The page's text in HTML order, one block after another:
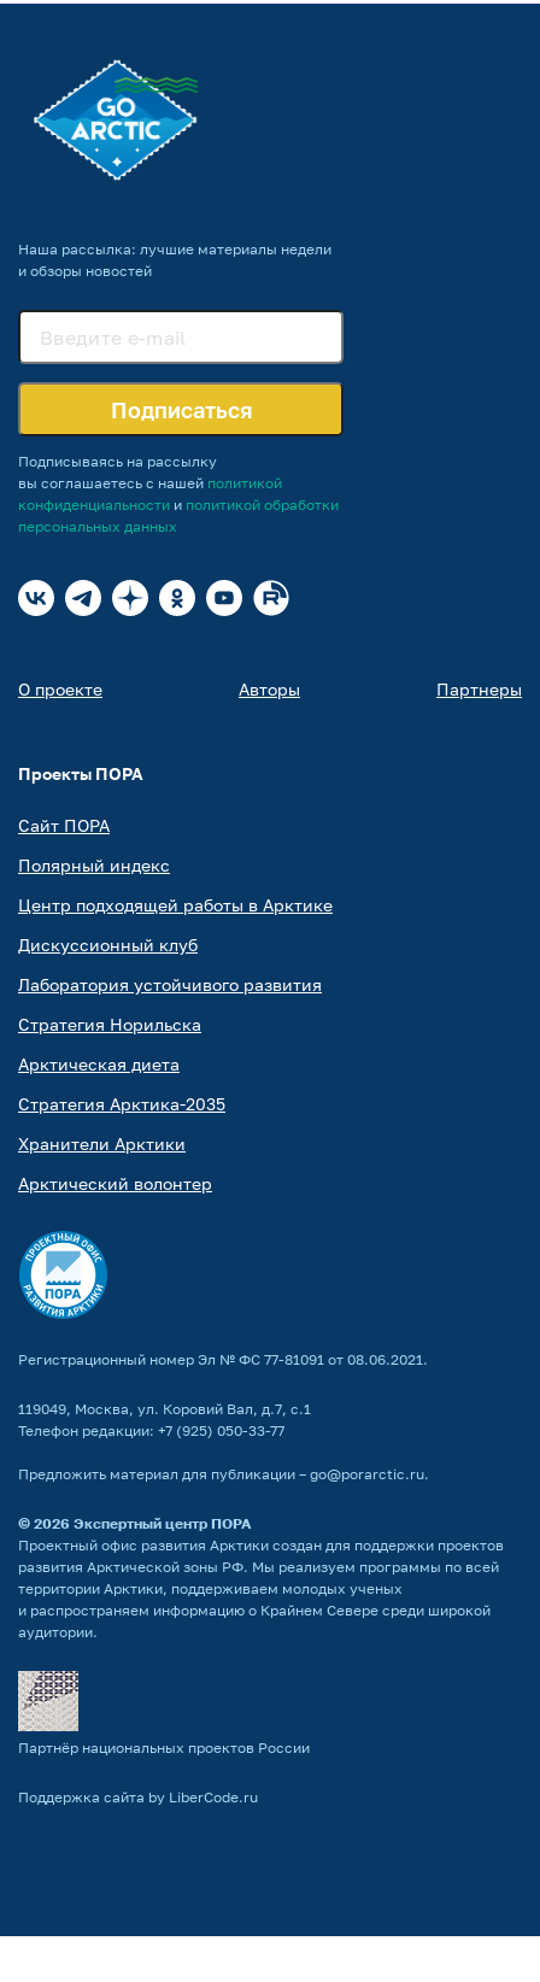
Наша рассылка: лучшие материалы недели
и обзоры новостей
Подписаться
Подписываясь на рассылку
вы соглашаетесь с нашей политикой
конфиденциальности и политикой обработки
персональных данных
О проекте Авторы Партнеры
Проекты ПОРА
Сайт ПОРА
Полярный индекс
Центр подходящей работы в Арктике
Дискуссионный клуб
Лаборатория устойчивого развития
Стратегия Норильска
Арктическая диета
Стратегия Арктика-2035
Хранители Арктики
Арктический волонтер
Регистрационный номер Эл № ФС 77-81091 от 08.06.2021.
119049, Москва, ул. Коровий Вал, д.7, с.1
Телефон редакции: +7 (925) 050-33-77
Предложить материал для публикации – go@porarctic.ru.
© 2026 Экспертный центр ПОРА
Проектный офис развития Арктики создан для поддержки проектов
развития Арктической зоны РФ. Мы реализуем программы по всей
территории Арктики, поддерживаем молодых ученых
и распространяем информацию о Крайнем Севере среди широкой
аудитории.
Партнёр национальных проектов России
Поддержка сайта by LiberCode.ru